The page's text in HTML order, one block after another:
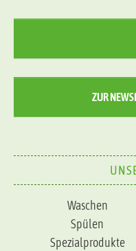
ZUR
Waschen
Spülen
Spezialprodukte